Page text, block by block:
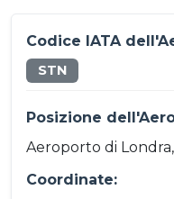
Codice IATA
STN
Posizione
Aeroporto di
Coordinate: